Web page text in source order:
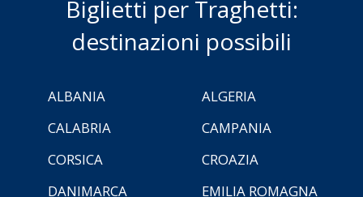
Biglietti per Traghetti:
destinazioni possibili
ALBANIA
ALGERIA
CALABRIA
CAMPANIA
CORSICA
CROAZIA
DANIMARCA
EMILIA ROMAGNA